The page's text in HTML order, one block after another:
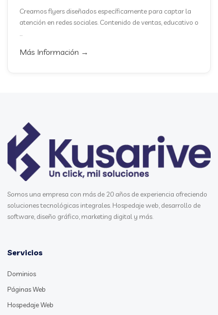
Creamos flyers diseñados específicamente para captar la
atención en redes sociales. Contenido de ventas, educativo o
...
Más Información →
Somos una empresa con más de 20 años de experiencia ofreciendo
soluciones tecnológicas integrales. Hospedaje web, desarrollo de
software, diseño gráfico, marketing digital y más.
Servicios
Dominios
Páginas Web
Hospedaje Web